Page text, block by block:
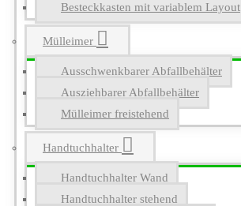
Besteckkasten mit variablem Layout
Mülleimer
Ausschwenkbarer Abfallbehälter
Ausziehbarer Abfallbehälter
Mülleimer freistehend
Handtuchhalter
Handtuchhalter Wand
Handtuchhalter stehend